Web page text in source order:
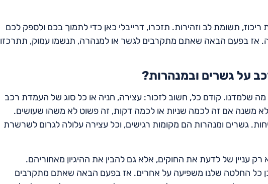
תשומת לב וזהירות. תזכרו, דרייבלי כאן כדי לתמוך בכם ולספק לכם
אז בפעם הבאה שאתם מתקרבים לגשר או למנהרה, תנשמו עמוק, תתרכזו
על גשרים ובמנהרות?
שלמדנו. קודם כל, חשוב לזכור: עצירה, חניה או כל סוג של העמדת רכב
משנה אם זה לכמה שניות או לכמה דקות, זה פשוט לא משהו שעושים.
גשרים ומנהרות הם מקומות רגישים, וכל עצירה עלולה לגרום לשרשרת
עניין של לדעת את החוקים, אלא גם להבין את ההיגיון מאחוריהם.
כל החלטה שלנו משפיעה על אחרים. אז בפעם הבאה שאתם מתקרבים